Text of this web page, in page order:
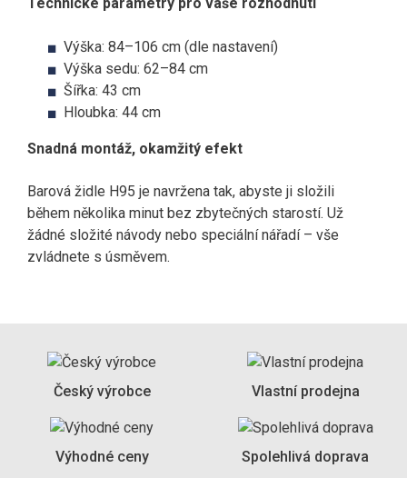
Výška: 84–106 cm (dle nastavení)
Výška sedu: 62–84 cm
Šířka: 43 cm
Hloubka: 44 cm
Snadná montáž, okamžitý efekt
Barová židle H95 je navržena tak, abyste ji složili
během několika minut bez zbytečných starostí. Už
žádné složité návody nebo speciální nářadí – vše
zvládnete s úsměvem.
Český výrobce Vlastní prodejna
Výhodné ceny Spolehlivá doprava